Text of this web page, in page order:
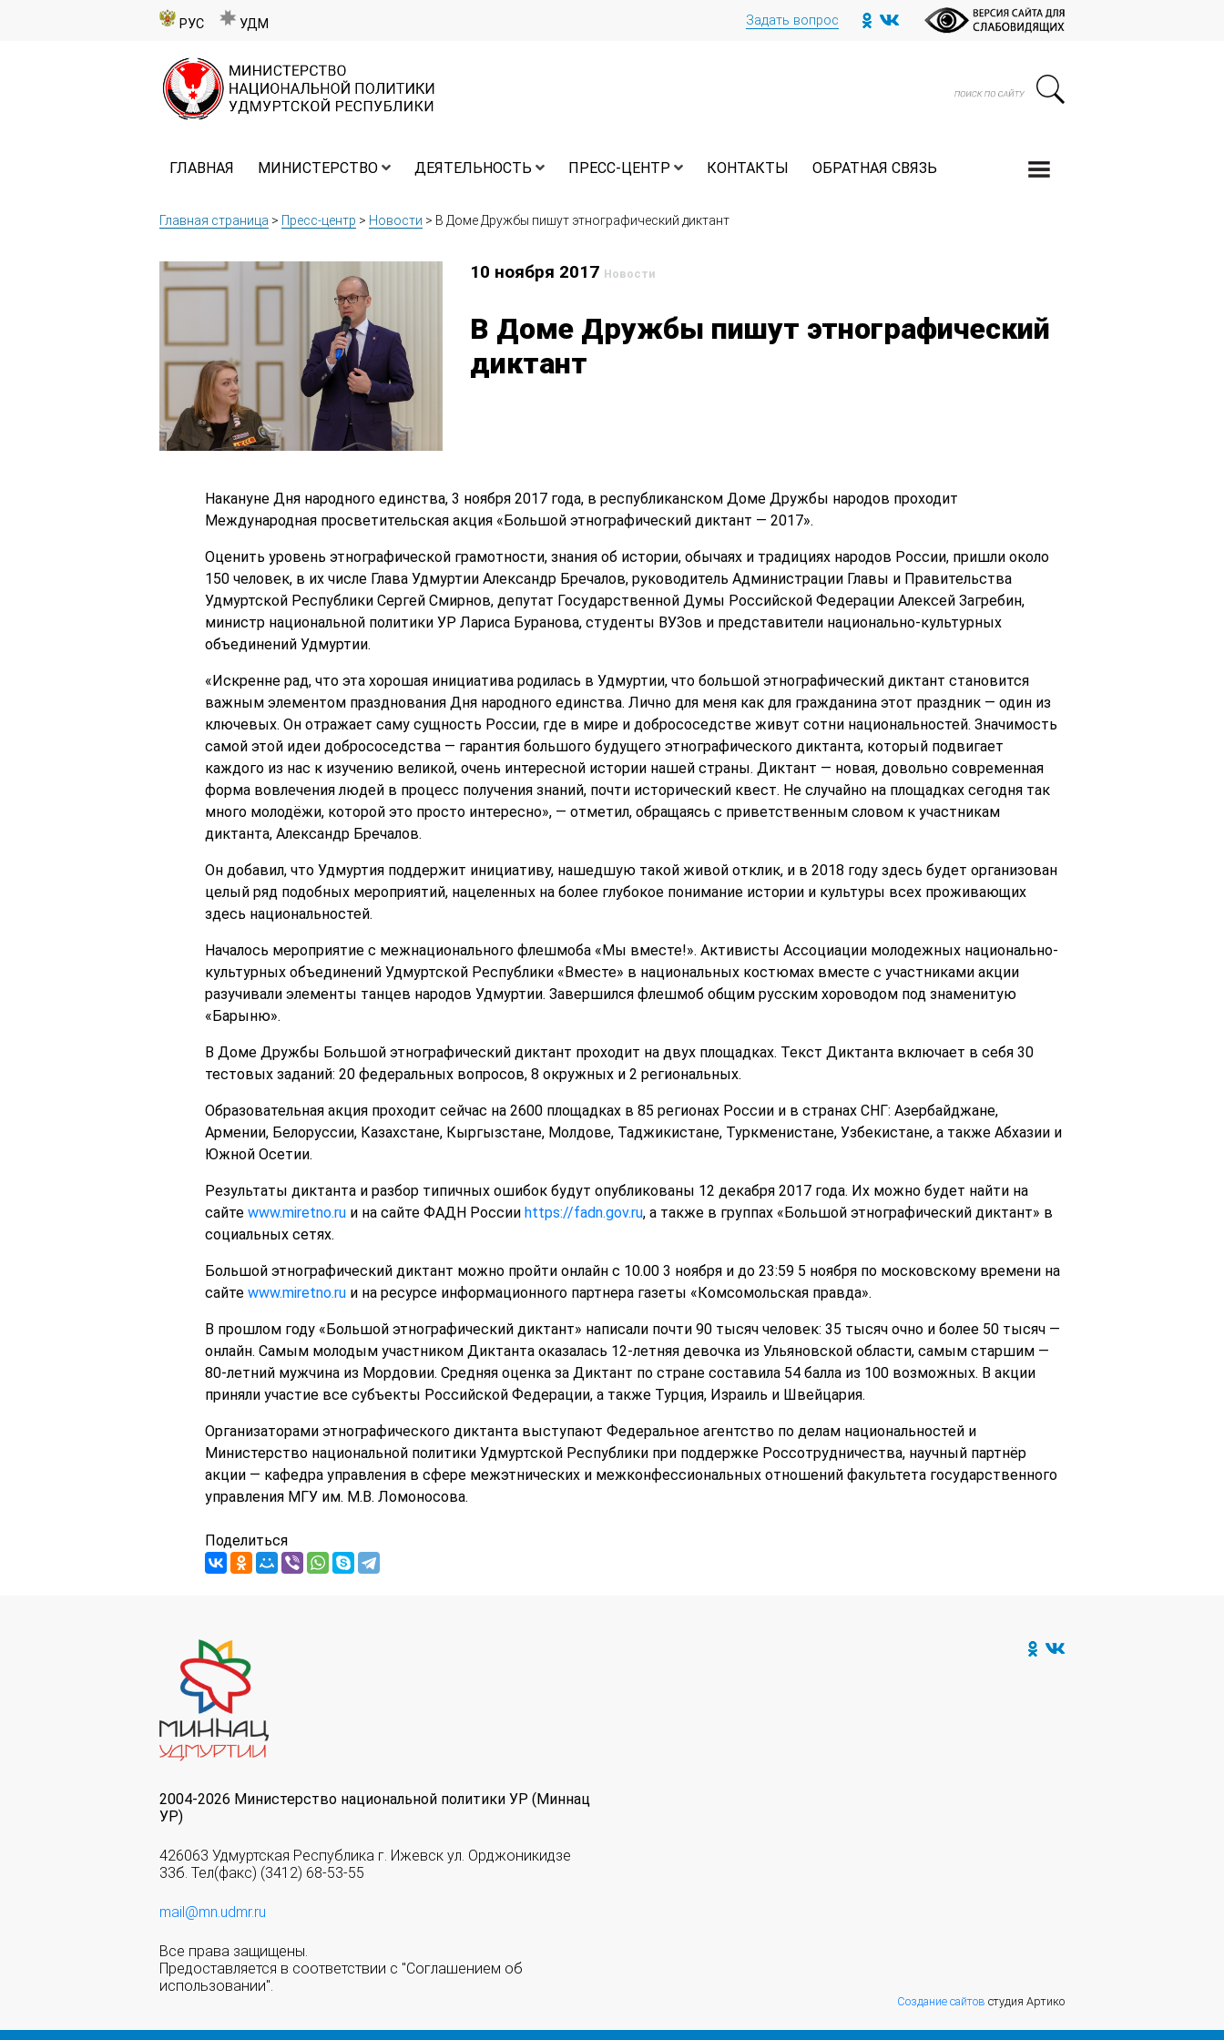
РУС УДМ Задать вопрос
ГЛАВНАЯ МИНИСТЕРСТВО ДЕЯТЕЛЬНОСТЬ ПРЕСС-ЦЕНТР КОНТАКТЫ ОБРАТНАЯ СВЯЗЬ
Главная страница > Пресс-центр > Новости > В Доме Дружбы пишут этнографический диктант
10 ноября 2017 Новости
В Доме Дружбы пишут этнографический
диктант
Накануне Дня народного единства, 3 ноября 2017 года, в республиканском Доме Дружбы народов проходит
Международная просветительская акция «Большой этнографический диктант — 2017».
Оценить уровень этнографической грамотности, знания об истории, обычаях и традициях народов России, пришли около
150 человек, в их числе Глава Удмуртии Александр Бречалов, руководитель Администрации Главы и Правительства
Удмуртской Республики Сергей Смирнов, депутат Государственной Думы Российской Федерации Алексей Загребин,
министр национальной политики УР Лариса Буранова, студенты ВУЗов и представители национально-культурных
объединений Удмуртии.
«Искренне рад, что эта хорошая инициатива родилась в Удмуртии, что большой этнографический диктант становится
важным элементом празднования Дня народного единства. Лично для меня как для гражданина этот праздник — один из
ключевых. Он отражает саму сущность России, где в мире и добрососедстве живут сотни национальностей. Значимость
самой этой идеи добрососедства — гарантия большого будущего этнографического диктанта, который подвигает
каждого из нас к изучению великой, очень интересной истории нашей страны. Диктант — новая, довольно современная
форма вовлечения людей в процесс получения знаний, почти исторический квест. Не случайно на площадках сегодня так
много молодёжи, которой это просто интересно», — отметил, обращаясь с приветственным словом к участникам
диктанта, Александр Бречалов.
Он добавил, что Удмуртия поддержит инициативу, нашедшую такой живой отклик, и в 2018 году здесь будет организован
целый ряд подобных мероприятий, нацеленных на более глубокое понимание истории и культуры всех проживающих
здесь национальностей.
Началось мероприятие с межнационального флешмоба «Мы вместе!». Активисты Ассоциации молодежных национально-
культурных объединений Удмуртской Республики «Вместе» в национальных костюмах вместе с участниками акции
разучивали элементы танцев народов Удмуртии. Завершился флешмоб общим русским хороводом под знаменитую
«Барыню».
В Доме Дружбы Большой этнографический диктант проходит на двух площадках. Текст Диктанта включает в себя 30
тестовых заданий: 20 федеральных вопросов, 8 окружных и 2 региональных.
Образовательная акция проходит сейчас на 2600 площадках в 85 регионах России и в странах СНГ: Азербайджане,
Армении, Белоруссии, Казахстане, Кыргызстане, Молдове, Таджикистане, Туркменистане, Узбекистане, а также Абхазии и
Южной Осетии.
Результаты диктанта и разбор типичных ошибок будут опубликованы 12 декабря 2017 года. Их можно будет найти на
сайте www.miretno.ruи на сайте ФАДН России https://fadn.gov.ru, а также в группах «Большой этнографический диктант» в
социальных сетях.
Большой этнографический диктант можно пройти онлайн с 10.00 3 ноября и до 23:59 5 ноября по московскому времени на
сайте www.miretno.ruи на ресурсе информационного партнера газеты «Комсомольская правда».
В прошлом году «Большой этнографический диктант» написали почти 90 тысяч человек: 35 тысяч очно и более 50 тысяч —
онлайн. Самым молодым участником Диктанта оказалась 12-летняя девочка из Ульяновской области, самым старшим —
80-летний мужчина из Мордовии. Средняя оценка за Диктант по стране составила 54 балла из 100 возможных. В акции
приняли участие все субъекты Российской Федерации, а также Турция, Израиль и Швейцария.
Организаторами этнографического диктанта выступают Федеральное агентство по делам национальностей и
Министерство национальной политики Удмуртской Республики при поддержке Россотрудничества, научный партнёр
акции — кафедра управления в сфере межэтнических и межконфессиональных отношений факультета государственного
управления МГУ им. М.В. Ломоносова.
Поделиться
2004-2026 Министерство национальной политики УР (Миннац
УР)
426063 Удмуртская Республика г. Ижевск ул. Орджоникидзе
33б. Тел(факс) (3412) 68-53-55
mail@mn.udmr.ru
Все права защищены.
Предоставляется в соответствии с "Соглашением об
использовании".
Создание сайтов студия Артико